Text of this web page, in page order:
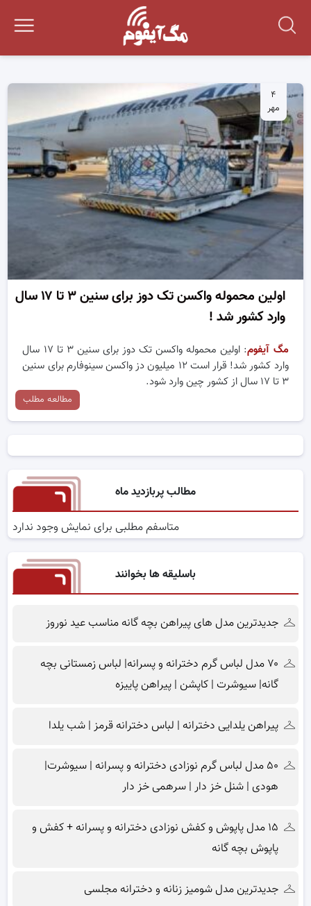
۴
مهر
اولین محموله واکسن تک دوز برای سنین ۳ تا ۱۷ سال
وارد کشور شد !
مگ آیفوم
: اولین محموله واکسن تک دوز برای سنین ۳ تا ۱۷ سال
وارد کشور شد! قرار است ۱۲ میلیون دز واکسن سینوفارم برای سنین
۳ تا ۱۷ سال از کشور چین وارد شود.
مطالعه مطلب
مطالب پربازدید ماه
متاسفم مطلبی برای نمایش وجود ندارد
باسلیقه ها بخوانند
جدیدترین مدل های پیراهن بچه گانه مناسب عید نوروز
۷۰ مدل لباس گرم دخترانه و پسرانه| لباس زمستانی بچه
گانه| سیوشرت | کاپشن | پیراهن پاییزه
پیراهن یلدایی دخترانه | لباس دخترانه قرمز | شب یلدا
۵۰ مدل لباس گرم نوزادی دخترانه و پسرانه | سیوشرت|
هودی | شنل خز دار | سرهمی خز دار
۱۵ مدل پاپوش و کفش نوزادی دخترانه و پسرانه + کفش و
پاپوش بچه گانه
جدیدترین مدل شومیز زنانه و دخترانه مجلسی